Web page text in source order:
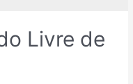
Livre de